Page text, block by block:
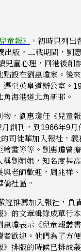
兒童報》
，初時只列出
出版。二戰期間，劉
兒童心理，回港後創
設在劉惠瓊家。後
至英皇道辦公室。
海港道北角新邨。
物，劉惠瓊任《兒童
創刊，到1966年9月
司徒華加入報社，義
畫等等。劉惠瓊曾
劉姐姐，知名度甚
老師歡迎，周兆祥
社區。
經推薦加入報社，負
的文章輯錄成單行
瓊表示《兒童報叢
歡迎。他們為了方
排版的時候已排成